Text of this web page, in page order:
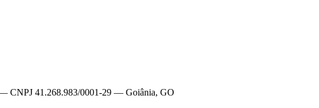
CNPJ 41.268.983/0001-29 — Goiânia, GO